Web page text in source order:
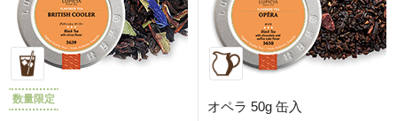
数量限定
オペラ 50g 缶入